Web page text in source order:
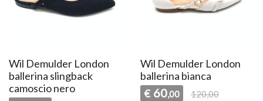
Wil Demulder London
ballerina slingback
camoscio nero
Wil Demulder London
ballerina bianca
€ 60,00 120,00